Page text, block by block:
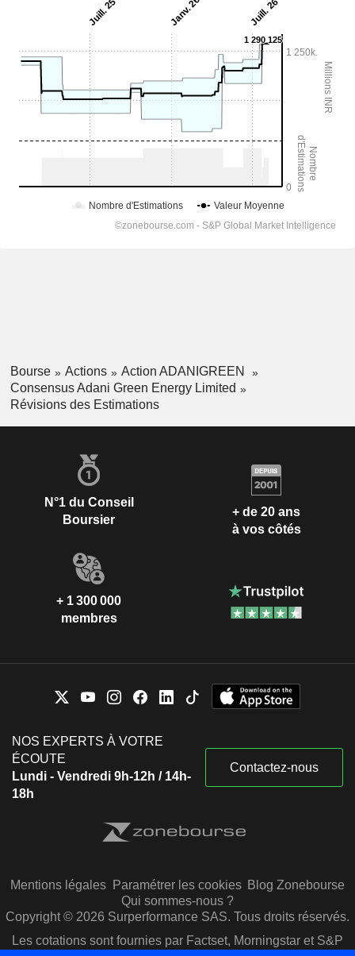
Bourse Actions
Action ADANIGREEN
Consensus Adani Green Energy Limited
Révisions des Estimations
N°1 du Conseil
Boursier
+ de 20 ans
à vos côtés
+ 1 300 000
membres
NOS EXPERTS À VOTRE
ÉCOUTE
Lundi - Vendredi 9h-12h / 14h-
18h
Contactez-nous
Mentions légales Paramétrer les cookies Blog Zonebourse
Qui sommes-nous ?
Copyright © 2026 Surperformance SAS. Tous droits réservés.
Les cotations sont fournies par Factset, Morningstar et S&P